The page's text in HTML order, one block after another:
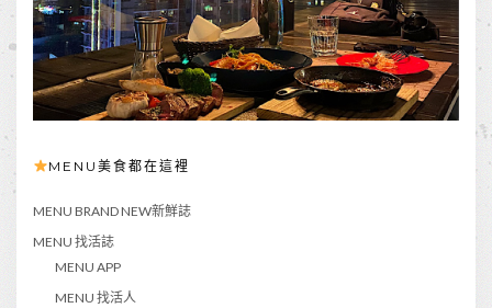
MENU美食都在這裡
MENU BRAND NEW新鮮誌
MENU 找活誌
MENU APP
MENU 找活人